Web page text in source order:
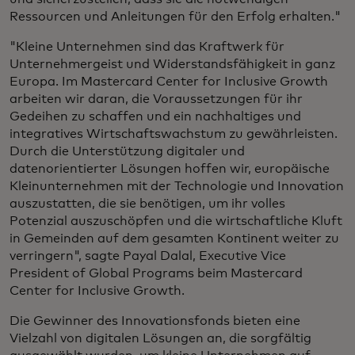
Ressourcen und Anleitungen für den Erfolg erhalten."
"Kleine Unternehmen sind das Kraftwerk für
Unternehmergeist und Widerstandsfähigkeit in ganz
Europa. Im Mastercard Center for Inclusive Growth
arbeiten wir daran, die Voraussetzungen für ihr
Gedeihen zu schaffen und ein nachhaltiges und
integratives Wirtschaftswachstum zu gewährleisten.
Durch die Unterstützung digitaler und
datenorientierter Lösungen hoffen wir, europäische
Kleinunternehmen mit der Technologie und Innovation
auszustatten, die sie benötigen, um ihr volles
Potenzial auszuschöpfen und die wirtschaftliche Kluft
in Gemeinden auf dem gesamten Kontinent weiter zu
verringern", sagte Payal Dalal, Executive Vice
President of Global Programs beim Mastercard
Center for Inclusive Growth.
Die Gewinner des Innovationsfonds bieten eine
Vielzahl von digitalen Lösungen an, die sorgfältig